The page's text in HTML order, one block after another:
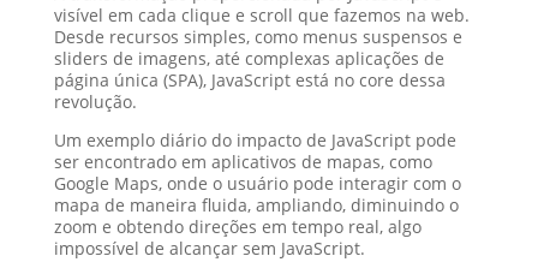
visível em cada clique e scroll que fazemos na web.
Desde recursos simples, como menus suspensos e
sliders de imagens, até complexas aplicações de
página única (SPA), JavaScript está no core dessa
revolução.
Um exemplo diário do impacto de JavaScript pode
ser encontrado em aplicativos de mapas, como
Google Maps, onde o usuário pode interagir com o
mapa de maneira fluida, ampliando, diminuindo o
zoom e obtendo direções em tempo real, algo
impossível de alcançar sem JavaScript.